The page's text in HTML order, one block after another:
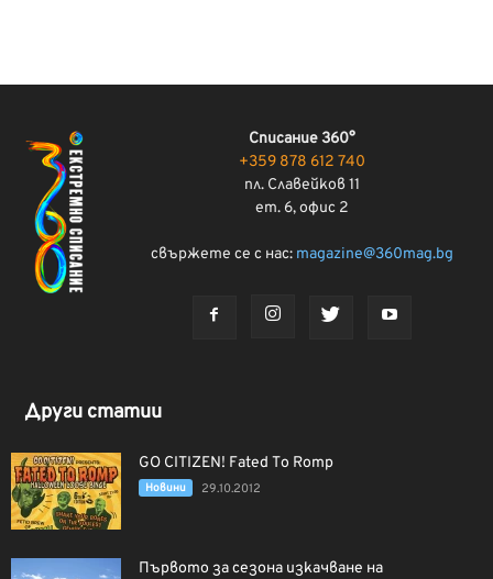
Списание 360°
+359 878 612 740
пл. Славейков 11
ет. 6, офис 2
свържете се с нас: magazine@360mag.bg
Други статии
GO CITIZEN! Fated To Romp
Новини 29.10.2012
Първото за сезона изкачване на